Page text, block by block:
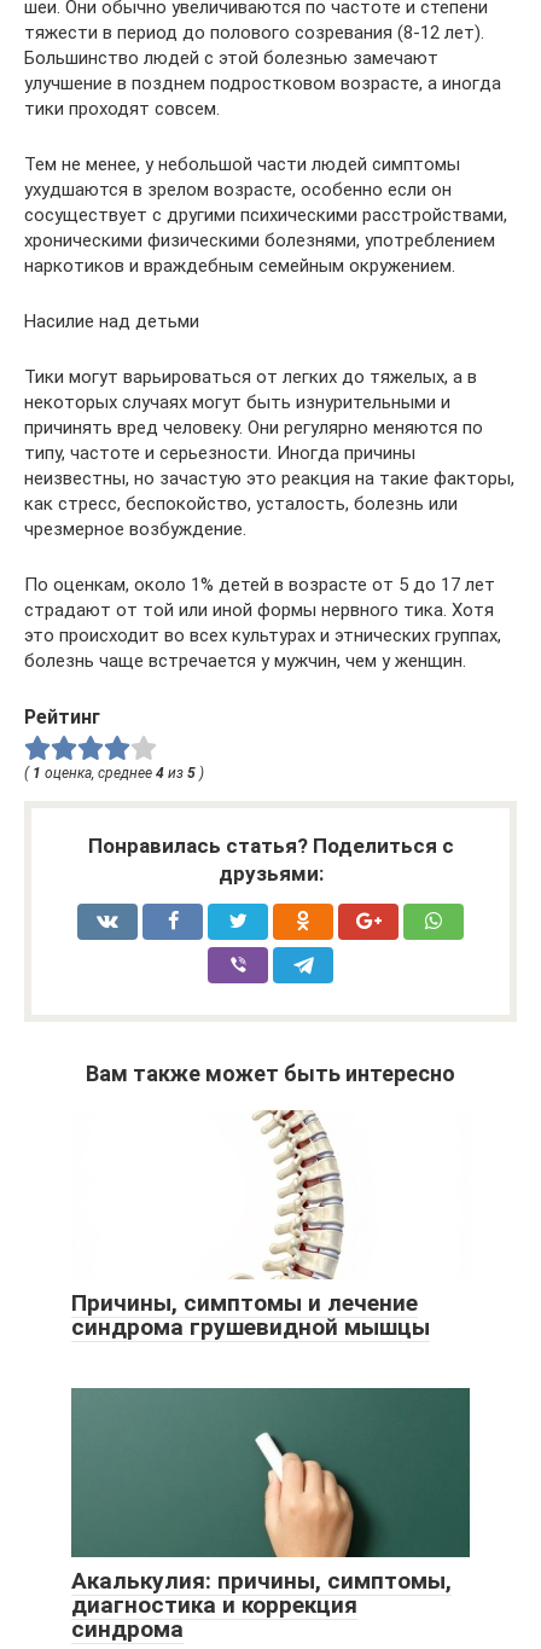
шеи. Они обычно увеличиваются по частоте и степени
тяжести в период до полового созревания (8-12 лет).
Большинство людей с этой болезнью замечают
улучшение в позднем подростковом возрасте, а иногда
тики проходят совсем.
Тем не менее, у небольшой части людей симптомы
ухудшаются в зрелом возрасте, особенно если он
сосуществует с другими психическими расстройствами,
хроническими физическими болезнями, употреблением
наркотиков и враждебным семейным окружением.
Насилие над детьми
Тики могут варьироваться от легких до тяжелых, а в
некоторых случаях могут быть изнурительными и
причинять вред человеку. Они регулярно меняются по
типу, частоте и серьезности. Иногда причины
неизвестны, но зачастую это реакция на такие факторы,
как стресс, беспокойство, усталость, болезнь или
чрезмерное возбуждение.
По оценкам, около 1% детей в возрасте от 5 до 17 лет
страдают от той или иной формы нервного тика. Хотя
это происходит во всех культурах и этнических группах,
болезнь чаще встречается у мужчин, чем у женщин.
Рейтинг
( 1 оценка, среднее 4 из 5 )
Понравилась статья? Поделиться с
друзьями:
Вам также может быть интересно
Причины, симптомы и лечение
синдрома грушевидной мышцы
Акалькулия: причины, симптомы,
диагностика и коррекция
синдрома